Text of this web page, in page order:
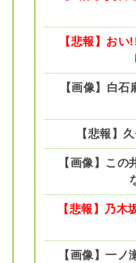
【悲報】お
【画像】白
【悲報】
【画像】こ
【悲報】乃木
【画像】一ノ